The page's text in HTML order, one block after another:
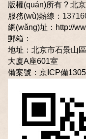
版權(quán)所有 ? 北
服務(wù)熱線：
網(wǎng)址：http://
郵箱：
地址：北京市石景山
大廈A座601室
備案號： 京ICP備